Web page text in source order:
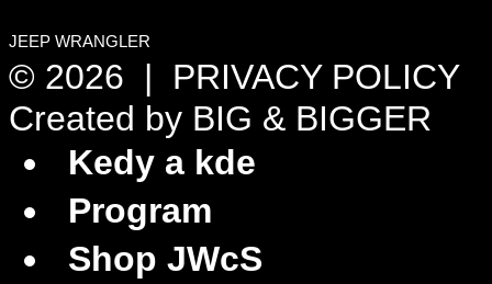
JEEP WRANGLER
© 2026 | PRIVACY POLICY
Created by BIG & BIGGER
Kedy a kde
Program
Shop JWcS